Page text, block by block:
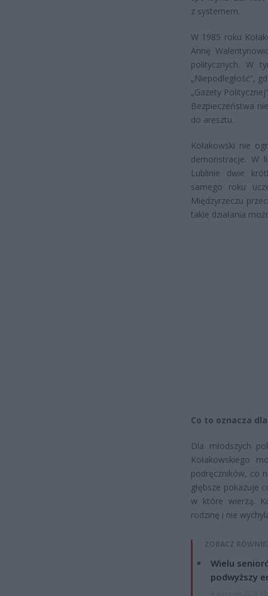
z systemem.
W 1985 roku
Annę
politycznych. W
„Niepodległość”,
„Gazety
Bezpieczeństwa
do aresztu.
Kołakowski nie
demonstracje. W
Lublinie dwie
samego roku
Międzyrzeczu
takie działania
Co to oznacza
Dla młodszych
Kołakowskiego
podręczników, co
głębsze pokazuje
w które wierzą.
rodzinę i nie
ZOBACZ
Wielu
podwyższy